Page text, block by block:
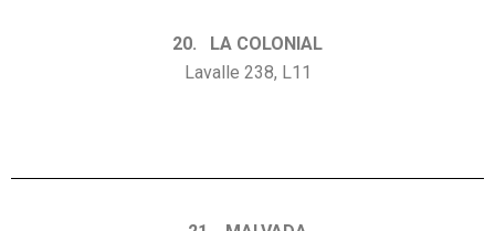
20. LA COLONIAL
Lavalle 238, L11